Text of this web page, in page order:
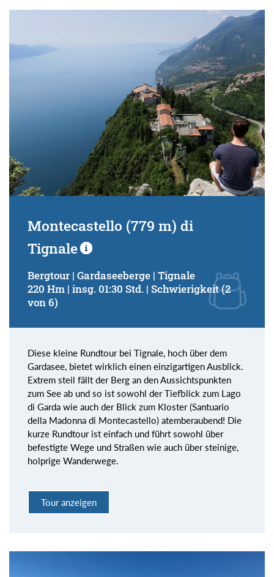
Montecastello (779 m) di
Tignale
Bergtour | Gardaseeberge | Tignale
220 Hm | insg. 01:30 Std. | Schwierigkeit (2
von 6)
Diese kleine Rundtour bei Tignale, hoch über dem
Gardasee, bietet wirklich einen einzigartigen Ausblick.
Extrem steil fällt der Berg an den Aussichtspunkten
zum See ab und so ist sowohl der Tiefblick zum Lago
di Garda wie auch der Blick zum Kloster (Santuario
della Madonna di Montecastello) atemberaubend! Die
kurze Rundtour ist einfach und führt sowohl über
befestigte Wege und Straßen wie auch über steinige,
holprige Wanderwege.
Tour anzeigen